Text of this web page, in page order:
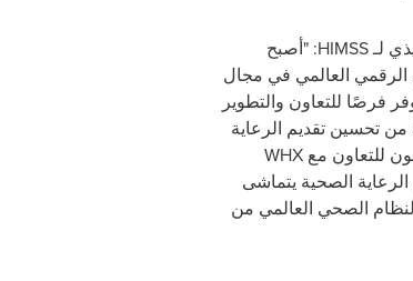
لـHIMSS: "أصبح
العالمي في مجال
فرصًا للتعاون والتطوير
من تحسين تقديم الرعاية
للتعاون معWHX
الصحية يتماشى
الصحي العالمي من